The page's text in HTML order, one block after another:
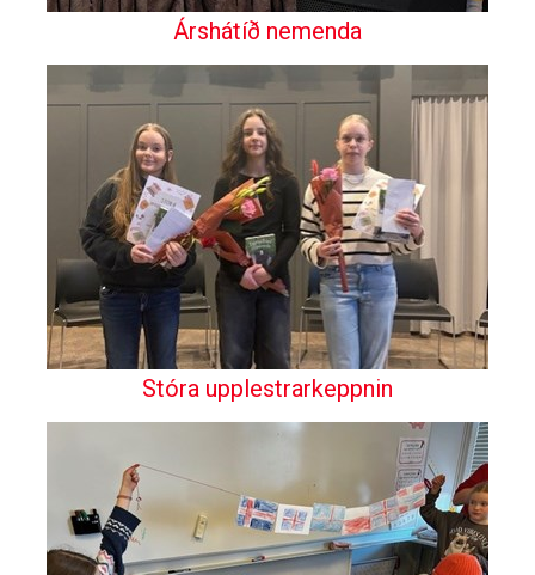
Árshátíð nemenda
Stóra upplestrarkeppnin